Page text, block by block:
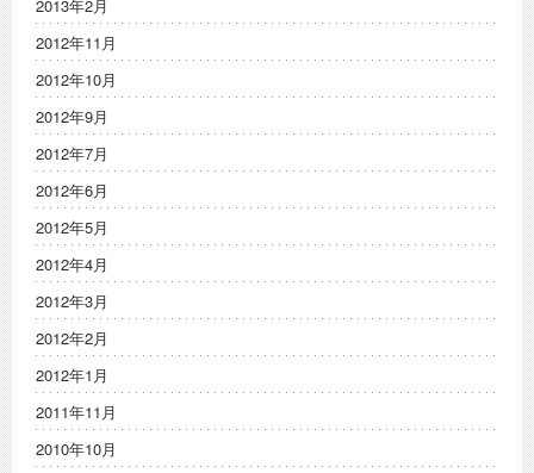
2013年2月
2012年11月
2012年10月
2012年9月
2012年7月
2012年6月
2012年5月
2012年4月
2012年3月
2012年2月
2012年1月
2011年11月
2010年10月